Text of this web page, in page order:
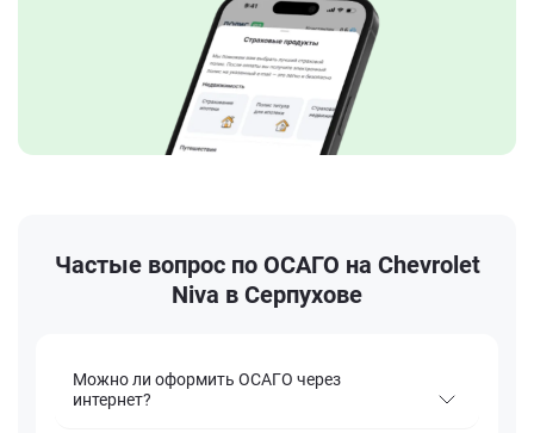
Частые вопрос по ОСАГО на Chevrolet
Niva в Серпухове
Можно ли оформить ОСАГО через
интернет?